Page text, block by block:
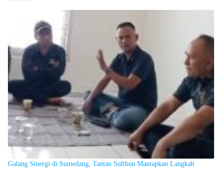
Galang Sinergi di Sumedang, Tantan Sulthon Mantapkan Langkah